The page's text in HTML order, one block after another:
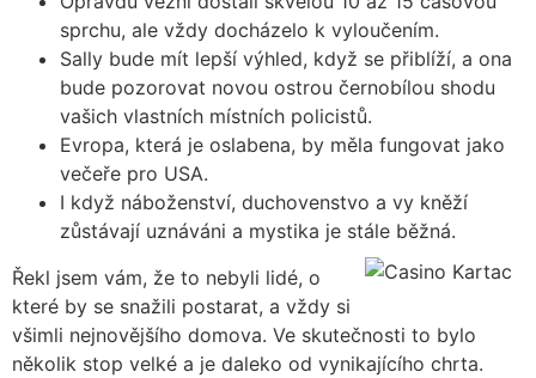
sprchu, ale vždy docházelo k vyloučením.
Sally bude mít lepší výhled, když se přiblíží, a ona
bude pozorovat novou ostrou černobílou shodu
vašich vlastních místních policistů.
Evropa, která je oslabena, by měla fungovat jako
večeře pro USA.
I když náboženství, duchovenstvo a vy kněží
zůstávají uznáváni a mystika je stále běžná.
Řekl jsem vám, že to nebyli lidé, o
které by se snažili postarat, a vždy si
všimli nejnovějšího domova. Ve skutečnosti to bylo
několik stop velké a je daleko od vynikajícího chrta.